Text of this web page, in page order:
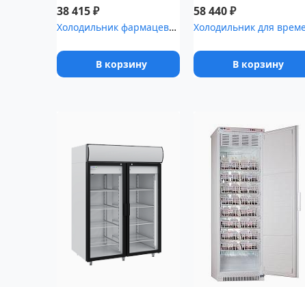
38 415₽
Холодильник фармацевтический POZIS ХФ-140-3(ТС) тонированное стек...
В корзину
58 440₽
В корзину